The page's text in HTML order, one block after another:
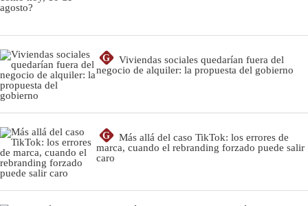
G
Viviendas sociales quedarían fuera del
negocio de alquiler: la propuesta del gobierno
G
Más allá del caso TikTok: los errores de
marca, cuando el rebranding forzado puede salir
caro